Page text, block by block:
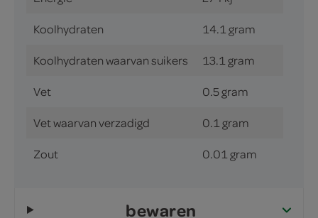
Koolhydraten 14.1 gram
Koolhydraten waarvan suikers 13.1 gram
Vet 0.5 gram
Vet waarvan verzadigd 0.1 gram
Zout 0.01 gram
bewaren